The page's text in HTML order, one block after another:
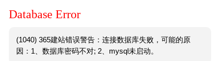
Database Error
(1040) 365建站错误警告：连接数据库失败，可能的原
因：1、数据库密码不对; 2、mysql未启动。